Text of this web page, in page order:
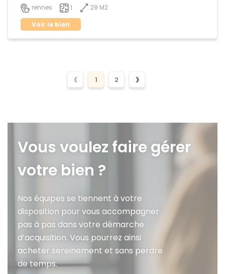
rennes 1
29 M2
Voir le bien
‹ 1 2 ›
Vous voulez faire gérer
votre bien ?
Nos équipes se tiennent à votre
disposition pour vous accompagner
pas à pas dans votre démarche
d’acquisition. Vous pourrez ainsi
acheter sereinement et sans perdre
de temps.